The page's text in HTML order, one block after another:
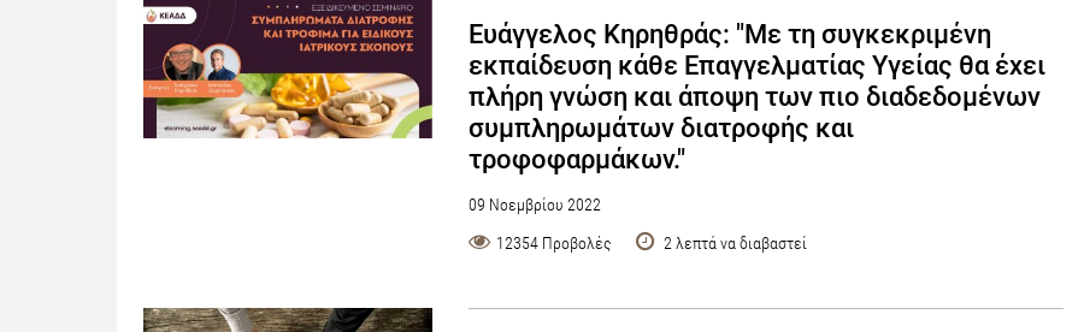
Ευάγγελος Κηρηθράς: "Με τη συγκεκριμένη
εκπαίδευση κάθε Επαγγελματίας Υγείας θα έχει
πλήρη γνώση και άποψη των πιο διαδεδομένων
συμπληρωμάτων διατροφής και
τροφοφαρμάκων."
09 Νοεμβρίου 2022
12354 Προβολές
2 λεπτά να διαβαστεί